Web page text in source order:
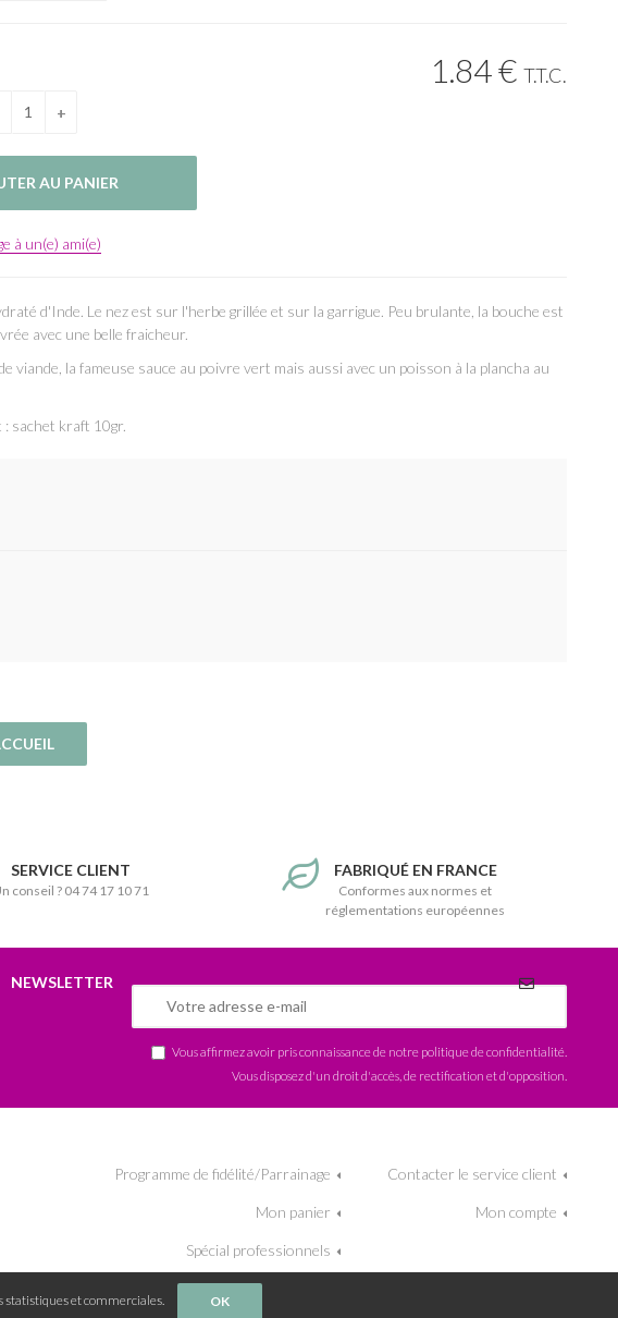
1.84€ T.T.C.
à un(e) ami(e)
d'Inde. Le nez est sur l'herbe grillée et sur la garrigue. Peu brulante, la bouche est
avec une belle fraicheur.
viande, la fameuse sauce au poivre vert mais aussi avec un poisson à la plancha au
sachet kraft 10gr.
SERVICE CLIENT
conseil ? 04 74 17 10 71
FABRIQUÉ EN FRANCE
Conformes aux normes et
réglementations européennes
NEWSLETTER
Vous affirmez avoir pris connaissance de notre politique de confidentialité
Vous disposez d'un droit d'accès, de rectification et d'opposition.
Programme de fidélité/Parrainage Contacter le service client
Mon panier Mon compte
Spécial professionnels
statistiques et commerciales. OK